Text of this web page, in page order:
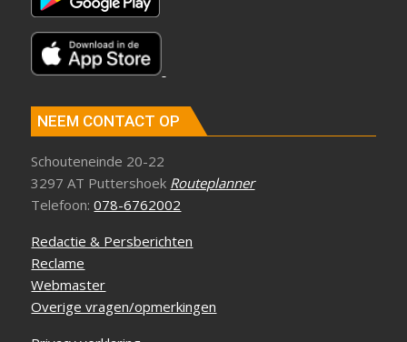
NEEM CONTACT OP
Schouteneinde 20-22
3297 AT Puttershoek Routeplanner
Telefoon:078-6762002
Redactie & Persberichten
Reclame
Webmaster
Overige vragen/opmerkingen